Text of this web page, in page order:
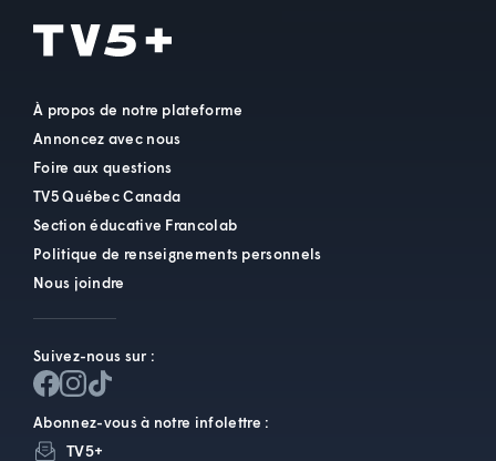
À propos de notre plateforme
Annoncez avec nous
Foire aux questions
TV5 Québec Canada
Section éducative Francolab
Politique de renseignements personnels
Nous joindre
Suivez-nous sur :
Abonnez-vous à notre infolettre :
TV5+